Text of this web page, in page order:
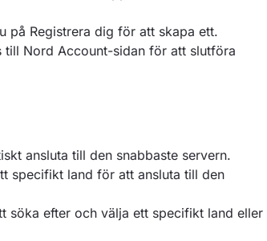
på Registrera dig för att skapa ett.
till Nord Account-sidan för att slutföra
ansluta till den snabbaste servern.
specifikt land för att ansluta till den
söka efter och välja ett specifikt land eller